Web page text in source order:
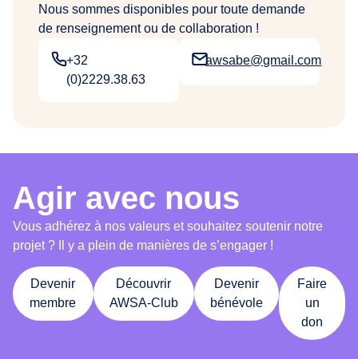
Nous sommes disponibles pour toute demande
de renseignement ou de collaboration !
+32
(0)2229.38.63
awsabe@gmail.com
Agir avec nous
Vous adhérez à nos valeurs et souhaitez soutenir notre
projet ? Il y a plein de manières de s’engager !
Devenir
membre
Découvrir
AWSA-Club
Devenir
bénévole
Faire
un
don